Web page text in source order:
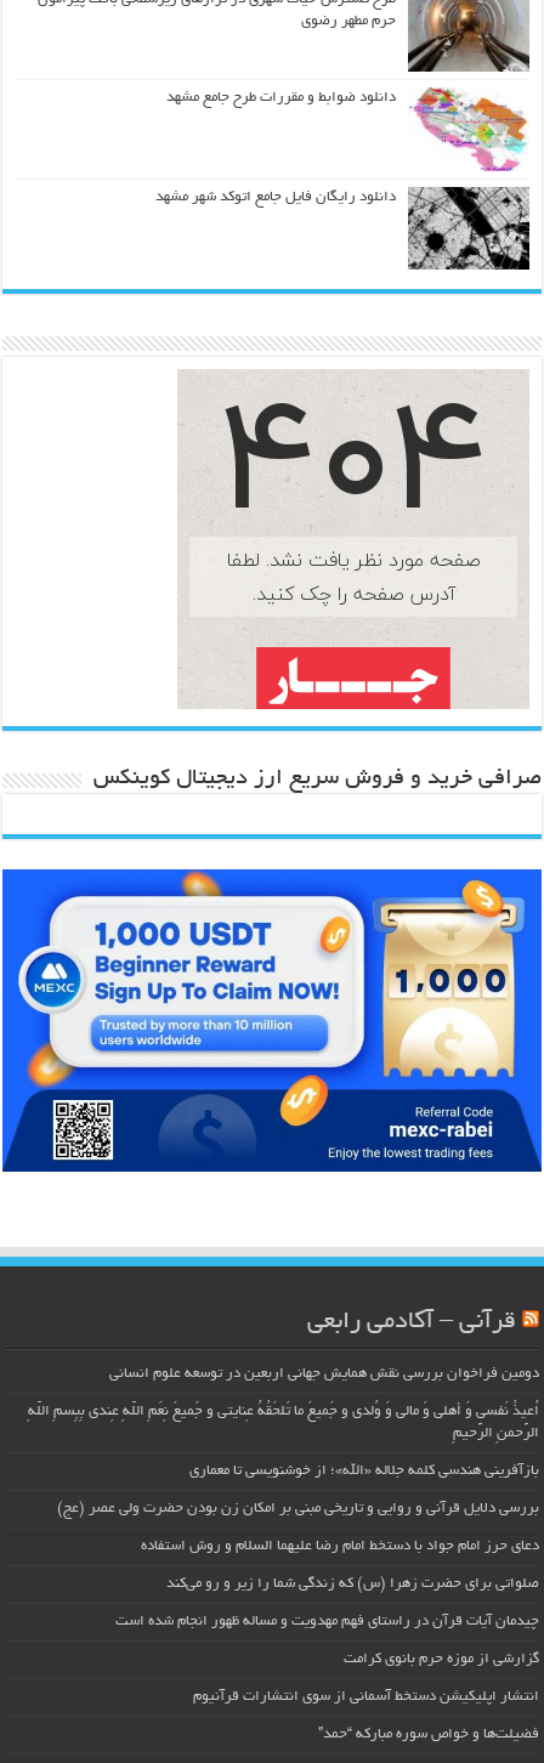
حرم مطهر رضوي
دانلود ضوابط و مقررات طرح جامع مشهد
دانلود رایگان فایل جامع اتوکد شهر مشهد
صرافی خرید و فروش سریع ارز دیجیتال کوینکس
قرآنی – آکادمی رابعی
دومین فراخوان بررسی نقش همایش جهانی اربعین در توسعه علوم انسانی
اُعیذُ نَفسی وَ أهلی وَ مالی وَ وُلدی و جَمیعَ ما تَلحَقُهُ عِنایتی و جَمیعَ نِعَمِ اللّهِ عِندی بِبِسمِ اللّهِ
الرَّحمنِ الرَّحیمِ
بازآفرینی هندسی کلمه جلاله «الله»؛ از خوشنویسی تا معماری
بررسی دلایل قرآنی و روایی و تاریخی مبنی بر امکان زن بودن حضرت ولی عصر (عج)
دعای حرز امام جواد با دستخط امام رضا علیهما السلام و روش استفاده
صلواتی برای حضرت زهرا (س) که زندگی شما را زیر و رو می‌کند
چیدمان آیات قرآن در راستای فهم مهدویت و مساله ظهور انجام شده است
گزارشی از موزه حرم بانوی کرامت
انتشار اپلیکیشن دستخط آسمانی از سوی انتشارات قرآنیوم
فضیلت‌ها و خواص سوره مبارکه “حمد”